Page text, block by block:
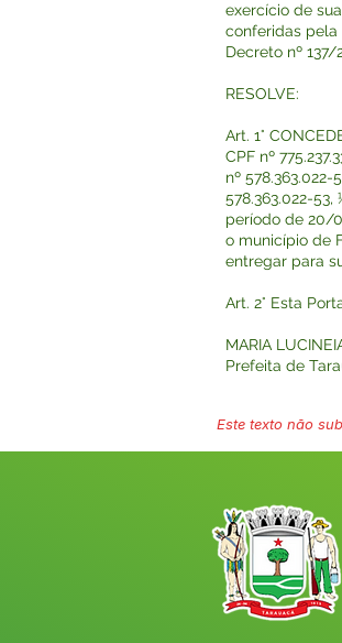
exercício de
conferidas pela
Decreto nº 137/
RESOLVE:
Art. 1°
CPF nº
nº 578.363.022-
578.363.022-
período de 20/
o município de
entregar para
Art. 2° Esta
MARIA
Prefeita de
Este texto não